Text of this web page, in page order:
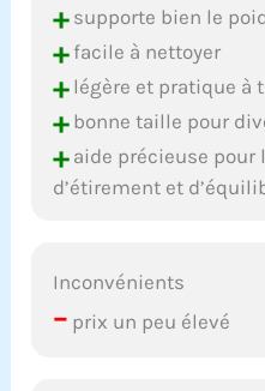
+supporte bien le
+facile à nettoyer
+légère et pratique à
+bonne taille pour
+aide précieuse pour
d’étirement et
Inconvénients
– prix un peu élevé